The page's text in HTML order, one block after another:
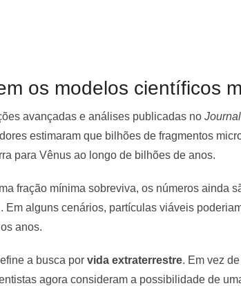
os modelos científicos
avançadas e análises publicadas no
estimaram que bilhões de fragmentos
para Vênus ao longo de bilhões de anos.
fração mínima sobreviva, os números ainda
Em alguns cenários, partículas viáveis
anos.
a busca por vida extraterrestre. Em vez
agora consideram a possibilidade de